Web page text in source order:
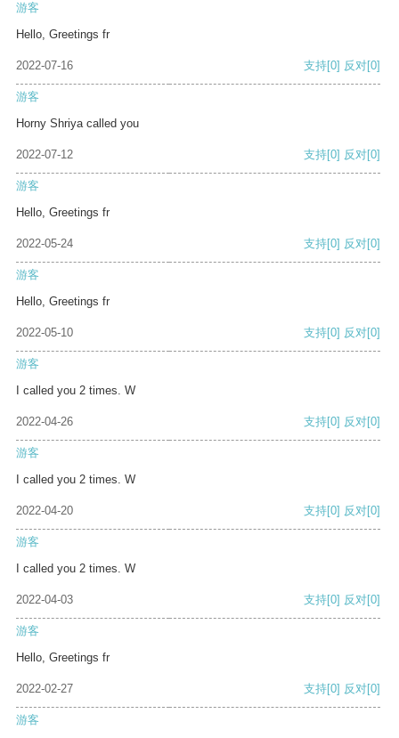
游客
Hello, Greetings fr
2022-07-16 支持[0] 反对[0]
游客
Horny Shriya called you
2022-07-12 支持[0] 反对[0]
游客
Hello, Greetings fr
2022-05-24 支持[0] 反对[0]
游客
Hello, Greetings fr
2022-05-10 支持[0] 反对[0]
游客
I called you 2 times. W
2022-04-26 支持[0] 反对[0]
游客
I called you 2 times. W
2022-04-20 支持[0] 反对[0]
游客
I called you 2 times. W
2022-04-03 支持[0] 反对[0]
游客
Hello, Greetings fr
2022-02-27 支持[0] 反对[0]
游客